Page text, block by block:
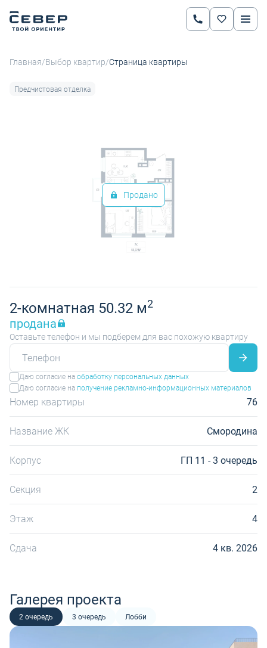
Главная/Выбор квартир/Страница квартиры
Предчистовая отделка
Продано
2-комнатная 50.32 м2
продана
Оставьте телефон и мы подберем для вас похожую квартиру
Даю согласие наобработку персональных данных
Даю согласие на получение рекламно-информационных материалов
Номер квартиры 76
Название ЖК Смородина
Корпус ГП 11 - 3 очередь
Секция 2
Этаж 4
Сдача 4 кв. 2026
Галерея проекта
2 очередь 3 очередь Лобби